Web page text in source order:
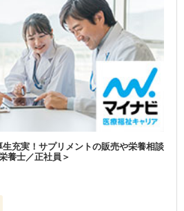
生充実！サプリメントの販売や栄養相談
養士／正社員＞